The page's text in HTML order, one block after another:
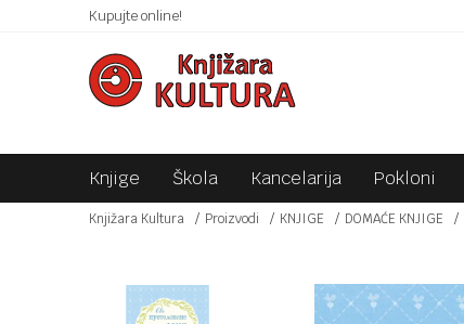
Kupujte online!SIGURNO PLAĆANJE PLATNIM KARTICAMA!
Knjige Škola Kancelarija Pokloni
Knjižara Kultura Proizvodi KNJIGE DOMAĆE KNJIGE